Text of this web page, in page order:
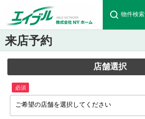
物件検索
来店予約
店舗選択
必須
ご希望の店舗を選択してください